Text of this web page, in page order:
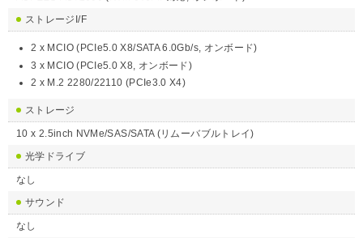
ストレージI/F
2 x MCIO (PCIe5.0 X8/SATA 6.0Gb/s, オンボード)
3 x MCIO (PCIe5.0 X8, オンボード)
2 x M.2 2280/22110 (PCIe3.0 X4)
ストレージ
10 x 2.5inch NVMe/SAS/SATA (リムーバブルトレイ)
光学ドライブ
なし
サウンド
なし